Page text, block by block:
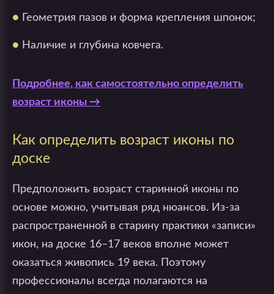
● Геометрия пазов и форма крепления шпонок;
● Наличие и глубина ковчега.
Подробнее, как самостоятельно определить
возраст иконы →
Как определить возраст иконы по
доске
Предположить возраст старинной иконы по
основе можно, учитывая ряд нюансов. Из-за
распространенной в старину практики «записи»
икон, на доске 16–17 веков вполне может
оказаться живопись 19 века. Поэтому
профессионалы всегда полагаются на